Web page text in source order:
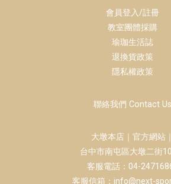
會員登入/註冊
教室團體採購
瑜珈生活誌
退換貨政策
隱私權政策
聯絡我們 Contact Us
大墩本店｜官方網站｜
台中市南屯區大墩二街
客服電話：04-
客服信箱：info@next-